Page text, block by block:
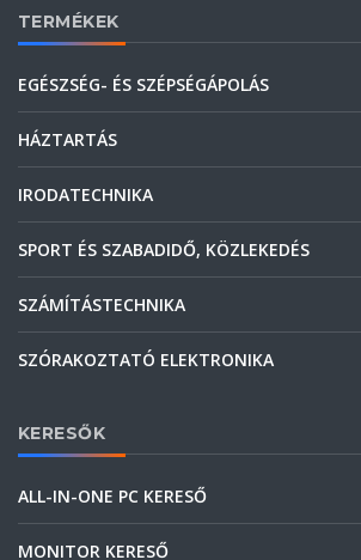
TERMÉKEK
EGÉSZSÉG- ÉS SZÉPSÉGÁPOLÁS
HÁZTARTÁS
IRODATECHNIKA
SPORT ÉS SZABADIDŐ, KÖZLEKEDÉS
SZÁMÍTÁSTECHNIKA
SZÓRAKOZTATÓ ELEKTRONIKA
KERESŐK
ALL-IN-ONE PC KERESŐ
MONITOR KERESŐ